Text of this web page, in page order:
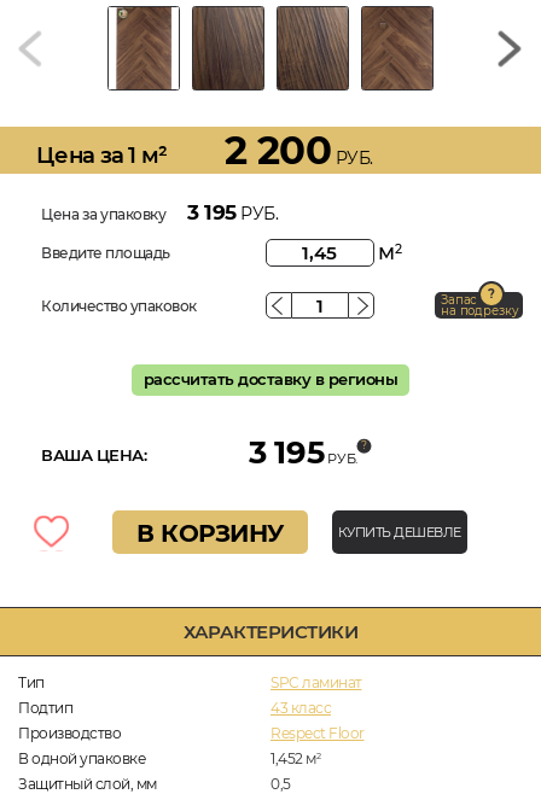
ХАРАКТЕРИСТИКИ
Тип
SPC ламинат
Подтип
43 класс
Производство
Respect Floor
В одной упаковке
1,452 м2
Защитный слой, мм
0,5
Цена за 1 м² 2 200 РУБ.
Цена за упаковку 3 195РУБ.
Введите площадь м2
Количество упаковок Запас
на подрезку
рассчитать доставку в регионы
ВАША ЦЕНА: 3 195 РУБ.
В КОРЗИНУ КУПИТЬ ДЕШЕВЛЕ